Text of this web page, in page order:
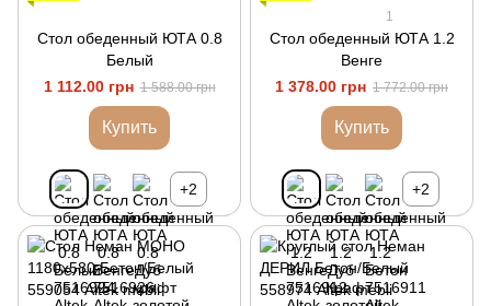
Стол обеденный ЮТА 0.8
Белый
1 112.00 грн 1 588.00 грн
Купить
+2
1
Стол обеденный ЮТА 1.2
Венге
1 378.00 грн 1 772.00 грн
Купить
+2